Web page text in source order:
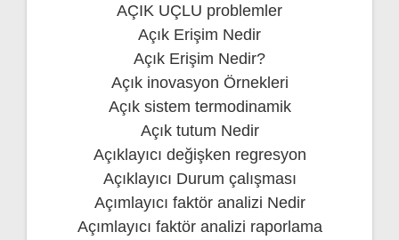
AÇIK UÇLU problemler
Açık Erişim Nedir
Açık Erişim Nedir?
Açık inovasyon Örnekleri
Açık sistem termodinamik
Açık tutum Nedir
Açıklayıcı değişken regresyon
Açıklayıcı Durum çalışması
Açımlayıcı faktör analizi Nedir
Açımlayıcı faktör analizi raporlama